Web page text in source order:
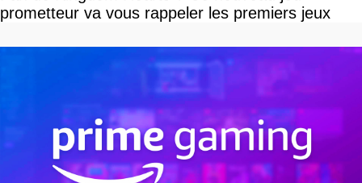
prometteur va vous rappeler les premiers jeux